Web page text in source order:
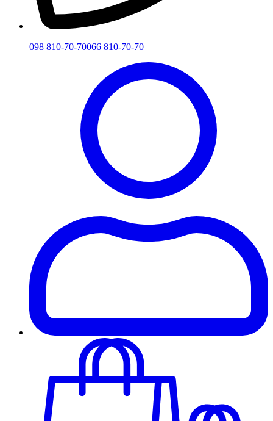
098 810-70-70066 810-70-70